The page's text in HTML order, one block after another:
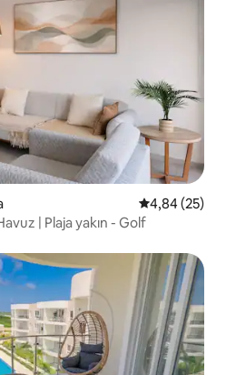
5 üzerinden
4,84 (25)
| Plaja yakın - Golf